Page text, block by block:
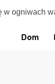
ogniwach
Dom